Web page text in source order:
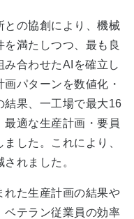
の協創により、機械
満たしつつ、最も良
合わせたAIを確立し
パターンを数値化・
結果、一工場で最大16
適な生産計画・要員
した。これにより、
れました。
た生産計画の結果や
ベテラン従業員の効率